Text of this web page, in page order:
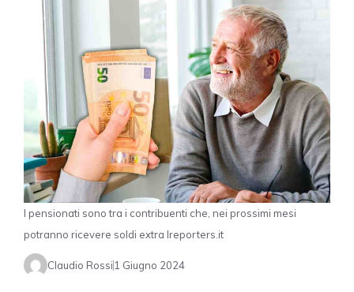
I pensionati sono tra i contribuenti che, nei prossimi mesi
potranno ricevere soldi extra Ireporters.it
Claudio Rossi 1 Giugno 2024